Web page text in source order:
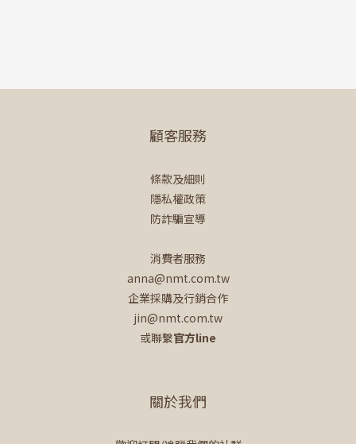
顧客服務
條款及細則
隱私權政策
防詐騙宣導
消費者服務
anna@nmt.com.tw
企業採購及行銷合作
jin@nmt.com.tw
或聯繫官方line
關於我們